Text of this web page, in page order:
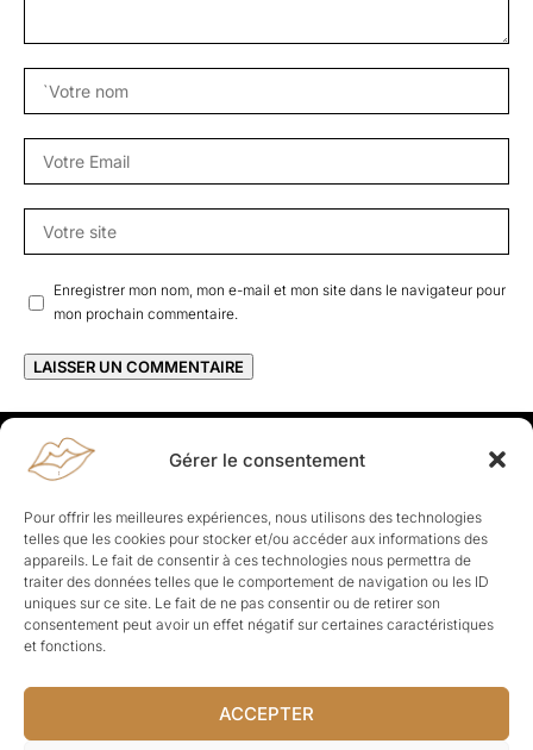
Gérer le consentement
Pour offrir les meilleures expériences, nous utilisons des technologies
telles que les cookies pour stocker et/ou accéder aux informations des
appareils. Le fait de consentir à ces technologies nous permettra de
traiter des données telles que le comportement de navigation ou les ID
uniques sur ce site. Le fait de ne pas consentir ou de retirer son
consentement peut avoir un effet négatif sur certaines caractéristiques
et fonctions.
ACCEPTER
Enregistrer mon nom, mon e-mail et mon site dans le navigateur pour
mon prochain commentaire.
Rapporteuses
À propos de Rapporteuses :Rapporteuses, c’est l’histoire de
Parisiennes, bien dans leurs baskets qui aiment rapporter ce qui leur
cause, leur apporte et leur rapporte !
Les Topics
Société Politique Business Culture
Sport
Lifestyle